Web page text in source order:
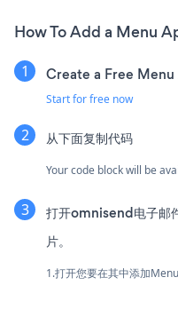
How To Add a Menu
Create a Free
Start for free now
从下面复制代码
Your code block will be
打开omnisend电子邮
片。
1.打开您要在其中添加